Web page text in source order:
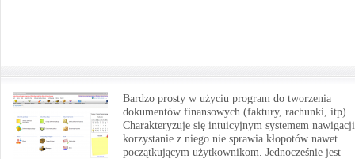
Bardzo prosty w użyciu program do tworzenia
dokumentów finansowych (faktury, rachunki, itp).
Charakteryzuje się intuicyjnym systemem
korzystanie z niego nie sprawia kłopotów nawet
początkującym użytkownikom. Jednocześnie jest